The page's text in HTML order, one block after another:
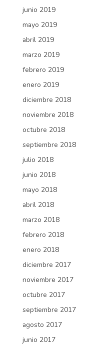
junio 2019
mayo 2019
abril 2019
marzo 2019
febrero 2019
enero 2019
diciembre 2018
noviembre 2018
octubre 2018
septiembre 2018
julio 2018
junio 2018
mayo 2018
abril 2018
marzo 2018
febrero 2018
enero 2018
diciembre 2017
noviembre 2017
octubre 2017
septiembre 2017
agosto 2017
junio 2017